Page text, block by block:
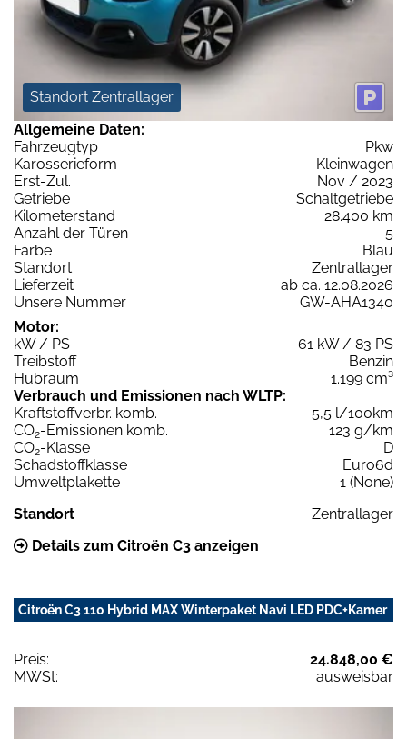
Standort Zentrallager
Allgemeine Daten:
Fahrzeugtyp
Pkw
Karosserieform
Kleinwagen
Erst-Zul.
Nov / 2023
Getriebe
Schaltgetriebe
Kilometerstand
28.400 km
Anzahl der Türen
5
Farbe
Blau
Standort
Zentrallager
Lieferzeit
ab ca. 12.08.2026
Unsere Nummer
GW-AHA1340
Motor:
kW / PS
61 kW / 83 PS
Treibstoff
Benzin
Hubraum
1.199 cm³
Verbrauch und Emissionen nach WLTP:
Kraftstoffverbr. komb.
5,5 l/100km
CO2-Emissionen komb.
123 g/km
CO2-Klasse
D
Schadstoffklasse
Euro6d
Umweltplakette
1 (None)
Standort
Zentrallager
Details zum Citroën C3 anzeigen
Citroën C3 110 Hybrid MAX Winterpaket Navi LED PDC+Kamer
Preis:
24.848,00 €
MWSt:
ausweisbar